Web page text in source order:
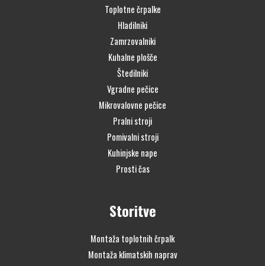
Toplotne črpalke
Hladilniki
Zamrzovalniki
Kuhalne plošče
Štedilniki
Vgradne pečice
Mikrovalovne pečice
Pralni stroji
Pomivalni stroji
Kuhinjske nape
Prosti čas
Storitve
Montaža toplotnih črpalk
Montaža klimatskih naprav